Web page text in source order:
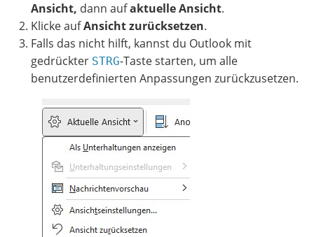
Ansicht, dann aufaktuelle Ansicht.
Klicke aufAnsicht zurücksetzen.
Falls das nicht hilft, kannst du Outlook mit
gedrückter STRG-Taste starten, um alle
benutzerdefinierten Anpassungen zurückzusetzen.